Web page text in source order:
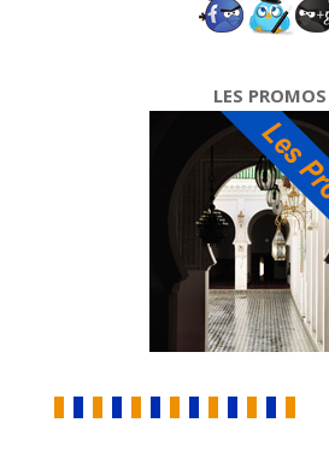
LES PROMOS